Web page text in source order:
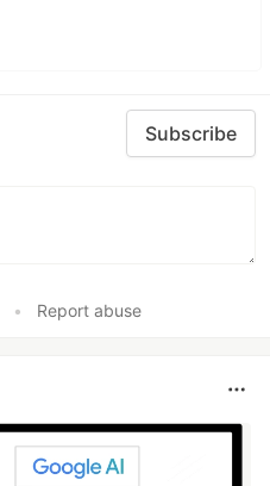
Subscribe
• Report abuse